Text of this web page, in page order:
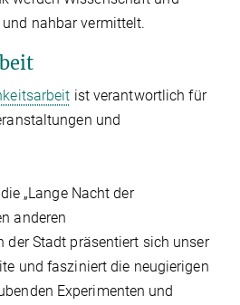
nahbar vermittelt.
ist verantwortlich für
und
„Lange Nacht der
anderen
der Stadt präsentiert sich unser
und fasziniert die neugierigen
Experimenten und